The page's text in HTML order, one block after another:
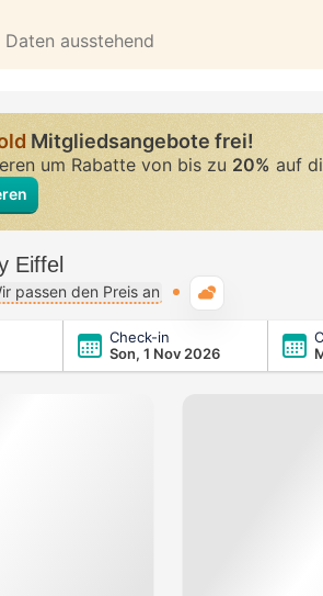
ausstehend
Mitgliedsangebote frei!
um Rabatte von bis zu 20%auf
Eiffel
passen den Preis an
Check-in
Son, 1 Nov 2026